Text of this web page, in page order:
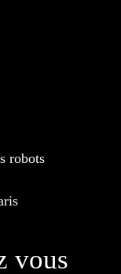
robots
vous